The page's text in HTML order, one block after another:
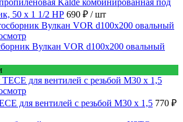
50 x 1 1/2 НР 690 ₽ / шт
Вулкан VOR d100x200 овальный
для вентилей с резьбой М30 х 1,5 770 ₽